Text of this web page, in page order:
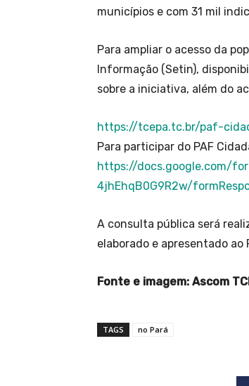
municípios e com 31 mil
Para ampliar o acesso da
Informação (Setin),
sobre a iniciativa, além do
https://tcepa.tc.br/paf-
Para participar do PAF
https://docs.google.com/
4jhEhqB0G9R2w/
A consulta pública será
elaborado e apresentado ao
Fonte e imagem: Ascom
TAGS no Pará